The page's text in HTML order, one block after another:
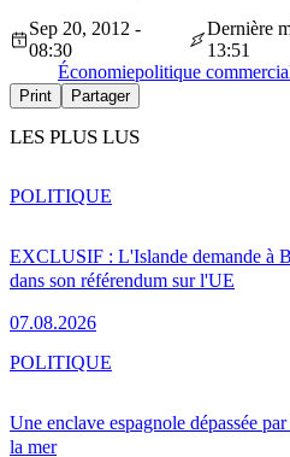
Sep 20, 2012 -
08:30
Dernière
13:51
Économiepolitique
Print Partager
LES PLUS LUS
EXCLUSIF : L'Islande demande à
dans son référendum sur l'UE
07.08.2026
POLITIQUE
Une enclave espagnole dépassée
la mer
POLITIQUE